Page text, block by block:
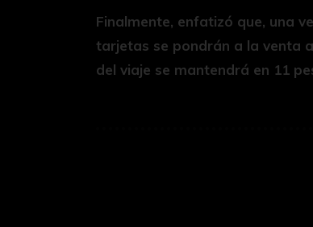
Finalmente, enfatizó que, una
tarjetas se pondrán a la venta
del viaje se mantendrá en 11